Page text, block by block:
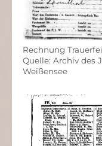
Rechnung
Quelle: Archiv des
Weißensee